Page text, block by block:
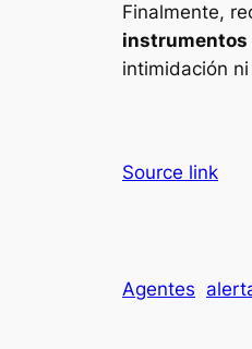
Finalmente,
instrumentos
intimidación
Source link
Agentes